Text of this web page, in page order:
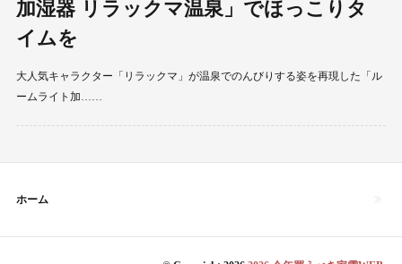
加湿器 リラックマ温泉」でほっこりタ
イムを
大人気キャラクター「リラックマ」が温泉でのんびりする姿を再現した「ル
ームライト加……
ホーム